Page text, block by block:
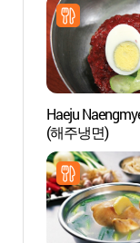
Haeju
(해주냉면)